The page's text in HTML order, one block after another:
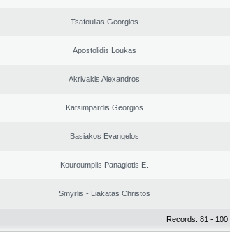
Tsafoulias Georgios
Apostolidis Loukas
Akrivakis Alexandros
Katsimpardis Georgios
Basiakos Evangelos
Kouroumplis Panagiotis E.
Smyrlis - Liakatas Christos
Records: 81 -